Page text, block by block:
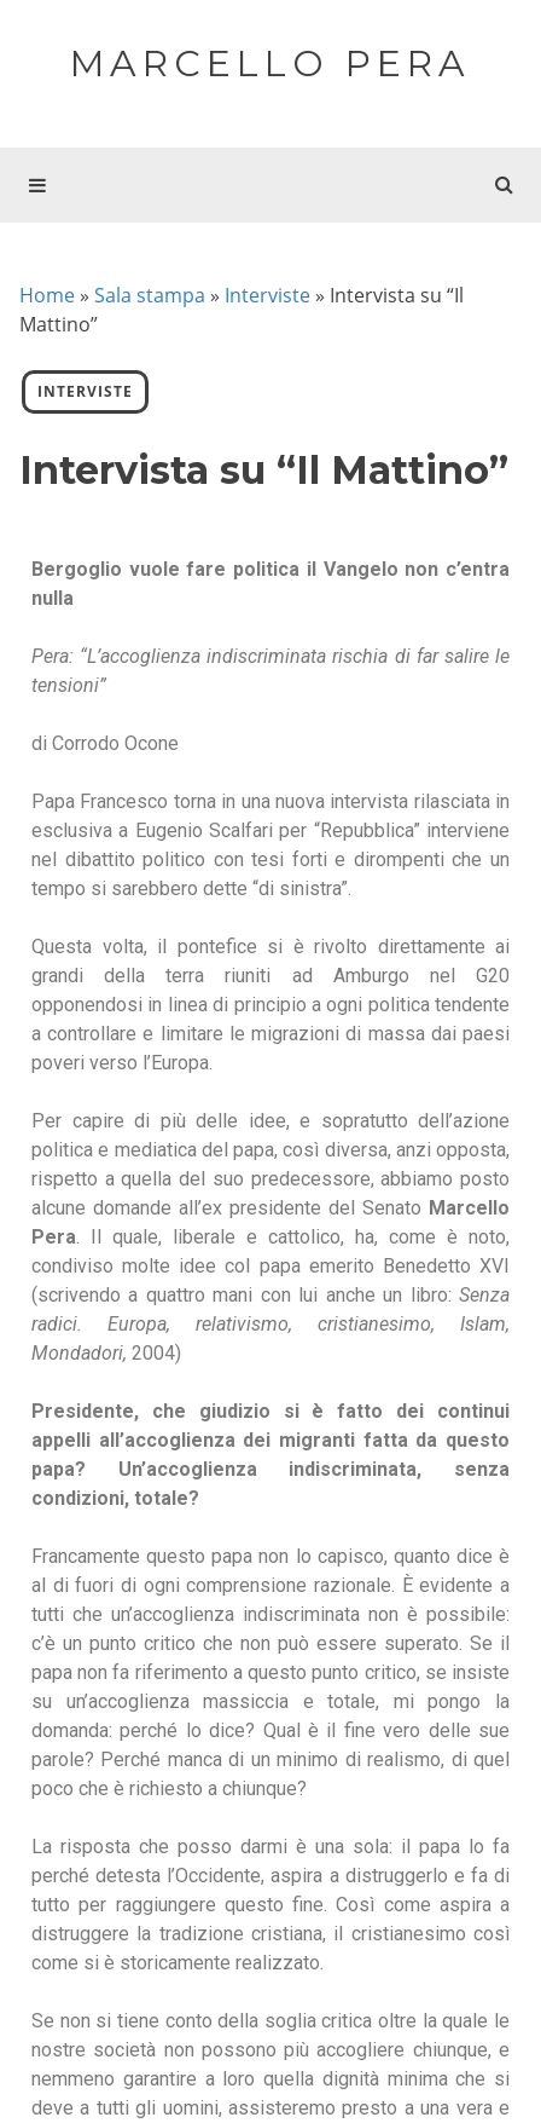
MARCELLO PERA
Home » Sala stampa » Interviste » Intervista su “Il
Mattino”
INTERVISTE
Intervista su “Il Mattino”
Bergoglio vuole fare politica il Vangelo non c’entra
nulla
Pera: “L’accoglienza indiscriminata rischia di far salire le
tensioni”
di Corrodo Ocone
Papa Francesco torna in una nuova intervista rilasciata in
esclusiva a Eugenio Scalfari per “Repubblica” interviene
nel dibattito politico con tesi forti e dirompenti che un
tempo si sarebbero dette “di sinistra”.
Questa volta, il pontefice si è rivolto direttamente ai
grandi della terra riuniti ad Amburgo nel G20
opponendosi in linea di principio a ogni politica tendente
a controllare e limitare le migrazioni di massa dai paesi
poveri verso l’Europa.
Per capire di più delle idee, e sopratutto dell’azione
politica e mediatica del papa, così diversa, anzi opposta,
rispetto a quella del suo predecessore, abbiamo posto
alcune domande all’ex presidente del Senato Marcello
Pera . Il quale, liberale e cattolico, ha, come è noto,
condiviso molte idee col papa emerito Benedetto XVI
(scrivendo a quattro mani con lui anche un libro: Senza
radici. Europa, relativismo, cristianesimo, Islam,
Mondadori, 2004)
Presidente, che giudizio si è fatto dei continui
appelli all’accoglienza dei migranti fatta da questo
papa? Un’accoglienza indiscriminata, senza
condizioni, totale?
Francamente questo papa non lo capisco, quanto dice è
al di fuori di ogni comprensione razionale. È evidente a
tutti che un’accoglienza indiscriminata non è possibile:
c’è un punto critico che non può essere superato. Se il
papa non fa riferimento a questo punto critico, se insiste
su un’accoglienza massiccia e totale, mi pongo la
domanda: perché lo dice? Qual è il fine vero delle sue
parole? Perché manca di un minimo di realismo, di quel
poco che è richiesto a chiunque?
La risposta che posso darmi è una sola: il papa lo fa
perché detesta l’Occidente, aspira a distruggerlo e fa di
tutto per raggiungere questo fine. Così come aspira a
distruggere la tradizione cristiana, il cristianesimo così
come si è storicamente realizzato.
Se non si tiene conto della soglia critica oltre la quale le
nostre società non possono più accogliere chiunque, e
nemmeno garantire a loro quella dignità minima che si
deve a tutti gli uomini, assisteremo presto a una vera e